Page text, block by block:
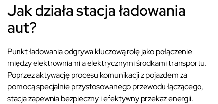
Jak działa stacja ładowania
aut?
Punkt ładowania odgrywa kluczową rolę jako połączenie
między elektrowniami a elektrycznymi środkami transportu.
Poprzez aktywację procesu komunikacji z pojazdem za
pomocą specjalnie przystosowanego przewodu łączącego,
stacja zapewnia bezpieczny i efektywny przekaz energii.